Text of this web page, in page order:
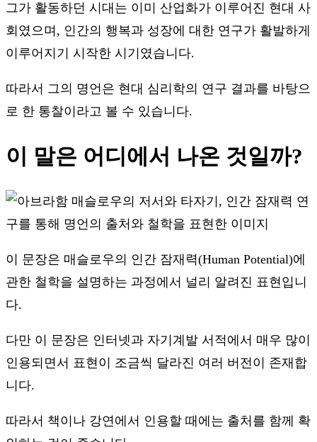
그가 활동하던 시대는 이미 산업화가 이루어진 현대 사
회였으며, 인간의 행복과 성장에 대한 연구가 활발하게
이루어지기 시작한 시기였습니다.
따라서 그의 명언은 현대 심리학의 연구 결과를 바탕으
로 한 통찰이라고 볼 수 있습니다.
이 말은 어디에서 나온 것일까?
이 문장은 매슬로우의 인간 잠재력(Human Potential)에
관한 철학을 설명하는 과정에서 널리 알려진 표현입니
다.
다만 이 문장은 인터넷과 자기계발 서적에서 매우 많이
인용되면서 표현이 조금씩 달라진 여러 버전이 존재합
니다.
따라서 책이나 강연에서 인용할 때에는 출처를 함께 확